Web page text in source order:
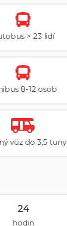
> 23 lidí
8-12 osob
vůz do 3,5 tuny
24
hodin